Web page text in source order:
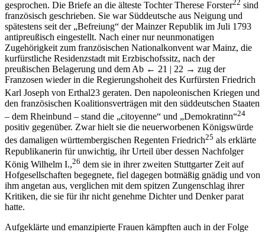
Familie wurde noch in der ersten Stuttgarter Zeit französisch
gesprochen. Die Briefe an die älteste Tochter Therese Forster22sind
französisch geschrieben. Sie war Süddeutsche aus Neigung und
spätestens seit der „Befreiung“ der Mainzer Republik im Juli 1793
antipreußisch eingestellt. Nach einer nur neunmonatigen
Zugehörigkeit zum französischen Nationalkonvent war Mainz, die
kurfürstliche Residenzstadt mit Erzbischofssitz, nach der
preußischen Belagerung und dem Ab← 21 |22 →zug der
Franzosen wieder in die Regierungshoheit des Kurfürsten Friedrich
Karl Joseph von Erthal23geraten. Den napoleonischen Kriegen und
den französischen Koalitionsverträgen mit den süddeutschen Staaten
– dem Rheinbund – stand die „citoyenne“ und „Demokratinn“24
positiv gegenüber. Zwar hielt sie die neuerworbenen Königswürde
des damaligen württembergischen Regenten Friedrich25als erklärte
Republikanerin für unwichtig, ihr Urteil über dessen Nachfolger
König Wilhelm I., 26dem sie in ihrer zweiten Stuttgarter Zeit auf
Hofgesellschaften begegnete, fiel dagegen botmäßig gnädig und von
ihm angetan aus, verglichen mit dem spitzen Zungenschlag ihrer
Kritiken, die sie für ihr nicht genehme Dichter und Denker parat